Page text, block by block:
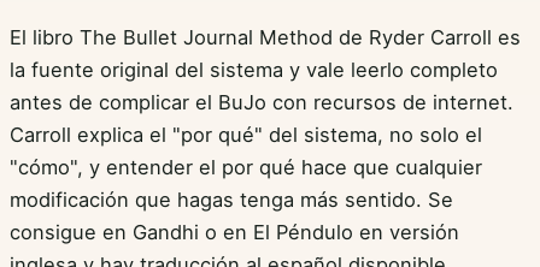
El libro The Bullet Journal Method de Ryder Carroll es
la fuente original del sistema y vale leerlo completo
antes de complicar el BuJo con recursos de internet.
Carroll explica el "por qué" del sistema, no solo el
"cómo", y entender el por qué hace que cualquier
modificación que hagas tenga más sentido. Se
consigue en Gandhi o en El Péndulo en versión